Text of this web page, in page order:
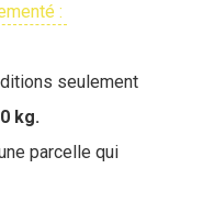
:
seulement
kg.
parcelle qui